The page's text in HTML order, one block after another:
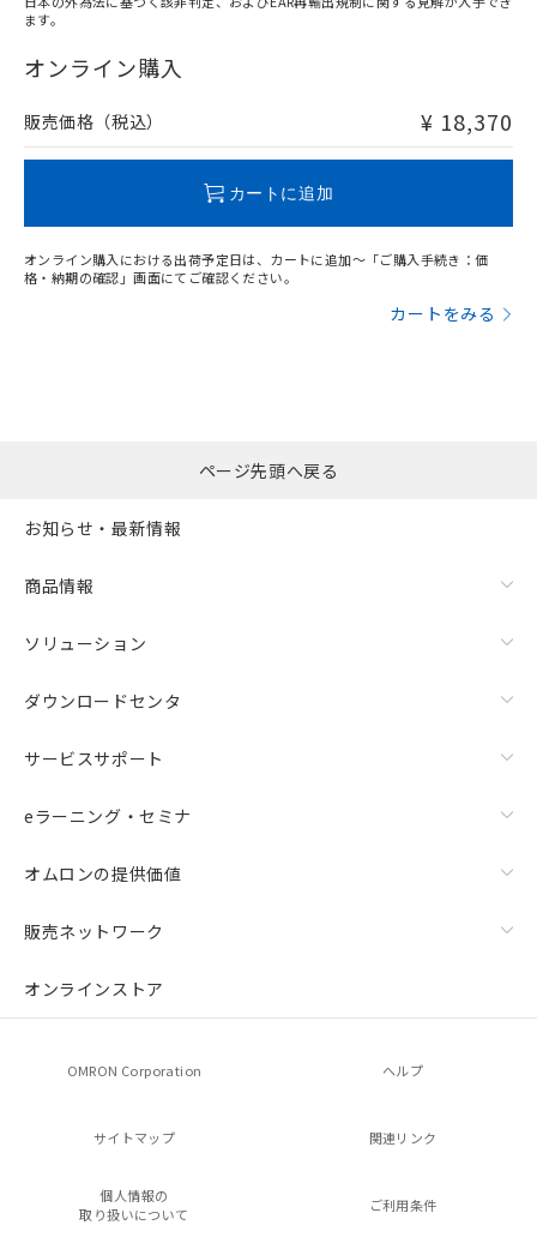
在庫等で未対応品が混在する可能性があります。
問い合わせください。
ます。
オンライン購入
販売価格（税込） ¥ 18,370
カートに追加
オンライン購入における出荷予定日は、カートに追加～「ご購入手続き：価
格・納期の確認」画面にてご確認ください。
カートをみる
ページ先頭へ戻る
お知らせ・最新情報
商品情報
ソリューション
ダウンロードセンタ
サービスサポート
eラーニング・セミナ
オムロンの提供価値
販売ネットワーク
オンラインストア
OMRON Corporation ヘルプ
サイトマップ 関連リンク
個人情報の
取り扱いについて
ご利用条件